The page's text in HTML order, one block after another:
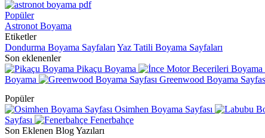
Popüler
Astronot Boyama
Etiketler
Dondurma Boyama Sayfaları Yaz Tatili Boyama Sayfaları
Son eklenenler
Pikaçu Boyama
Boyama
Greenwood Boyama
Popüler
Osimhen Boyama Sayfası
Sayfası
Fenerbahçe
Son Eklenen Blog Yazıları